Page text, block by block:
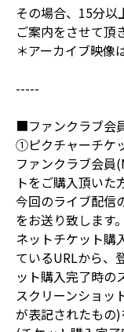
その場合、15分以
ご案内をさせて頂
＊アーカイブ映像
-----
■ファンクラブ会
①ピクチャーチケ
ファンクラブ会員
トをご購入頂いた
今回のライブ配信
をお送り致します。
ネットチケット購
ているURLから、
ット購入完了時の
スクリーンショッ
が表記されたもの)